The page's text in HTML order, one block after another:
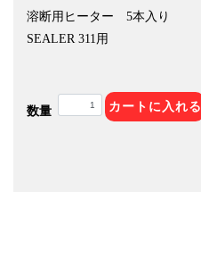
溶断用ヒーター 5本入り
SEALER 311用
数量 カートに入れる